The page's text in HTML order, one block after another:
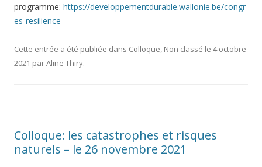
programme: https://developpementdurable.wallonie.be/congr
es-resilience
Cette entrée a été publiée dans Colloque, Non classé le 4 octobre
2021 parAline Thiry.
Colloque: les catastrophes et risques
naturels – le 26 novembre 2021